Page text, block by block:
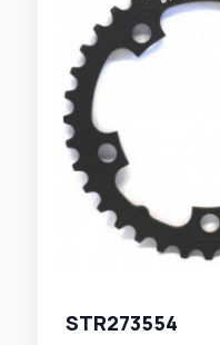
STR273554